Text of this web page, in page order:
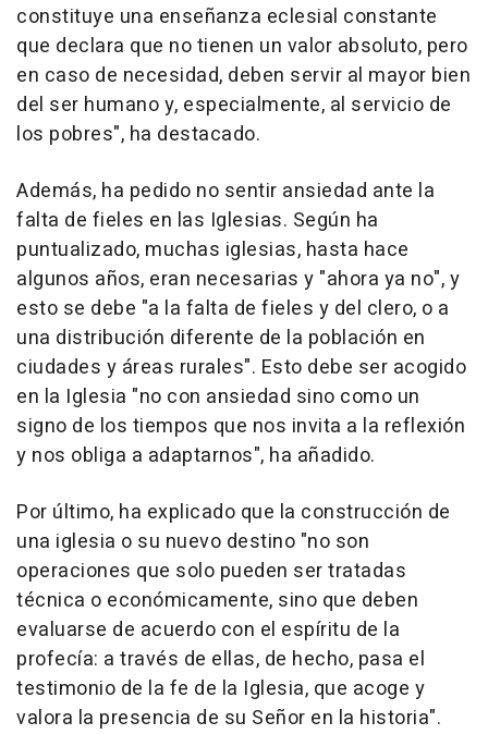
constituye una enseñanza eclesial constante
que declara que no tienen un valor absoluto, pero
en caso de necesidad, deben servir al mayor bien
del ser humano y, especialmente, al servicio de
los pobres", ha destacado.
Además, ha pedido no sentir ansiedad ante la
falta de fieles en las Iglesias. Según ha
puntualizado, muchas iglesias, hasta hace
algunos años, eran necesarias y "ahora ya no", y
esto se debe "a la falta de fieles y del clero, o a
una distribución diferente de la población en
ciudades y áreas rurales". Esto debe ser acogido
en la Iglesia "no con ansiedad sino como un
signo de los tiempos que nos invita a la reflexión
y nos obliga a adaptarnos", ha añadido.
Por último, ha explicado que la construcción de
una iglesia o su nuevo destino "no son
operaciones que solo pueden ser tratadas
técnica o económicamente, sino que deben
evaluarse de acuerdo con el espíritu de la
profecía: a través de ellas, de hecho, pasa el
testimonio de la fe de la Iglesia, que acoge y
valora la presencia de su Señor en la historia".